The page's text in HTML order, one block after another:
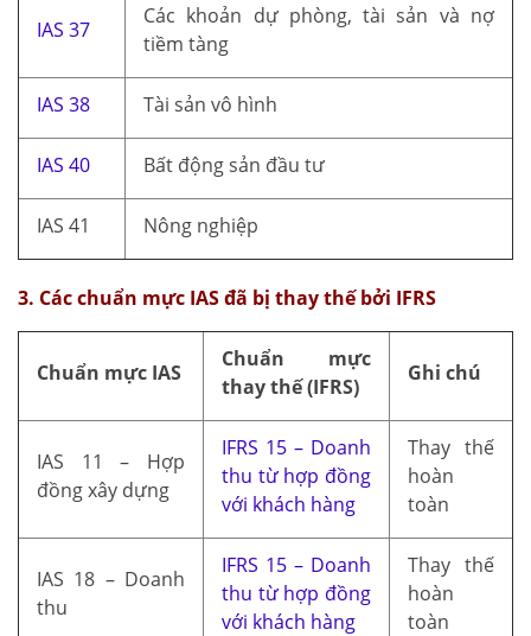
IAS 37
Các khoản dự phòng, tài sản và nợ
tiềm tàng
IAS 38 Tài sản vô hình
IAS 40 Bất động sản đầu tư
IAS 41 Nông nghiệp
3. Các chuẩn mực IAS đã bị thay thế bởi IFRS
Chuẩn mực IAS
Chuẩn mực
thay thế (IFRS)
Ghi chú
IAS 11 – Hợp
đồng xây dựng
IFRS 15 – Doanh
thu từ hợp đồng
với khách hàng
Thay thế
hoàn
toàn
IAS 18 – Doanh
thu
IFRS 15 – Doanh
thu từ hợp đồng
với khách hàng
Thay thế
hoàn
toàn